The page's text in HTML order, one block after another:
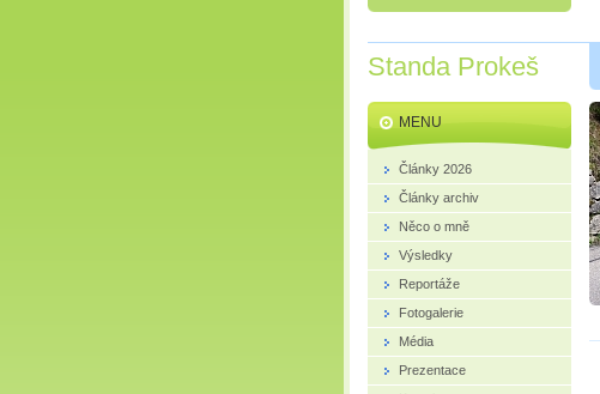
Standa Prokeš
MENU
Články 2026
Články archiv
Něco o mně
Výsledky
Reportáže
Fotogalerie
Média
Prezentace